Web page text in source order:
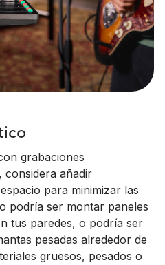
grabaciones
añadir
para minimizar las
podría ser montar paneles
tus paredes, o podría ser
pesadas alrededor de
gruesos, pesados o